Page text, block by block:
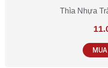
Thìa Nhựa